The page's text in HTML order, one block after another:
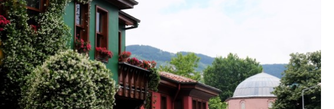
AVUSTURYA
2024 Viyana Gezisi
Notları: Avrupa’nın En
FRANSA
Strazburg Gezi Rehberi:
Avrupa’da Noel Pazarı